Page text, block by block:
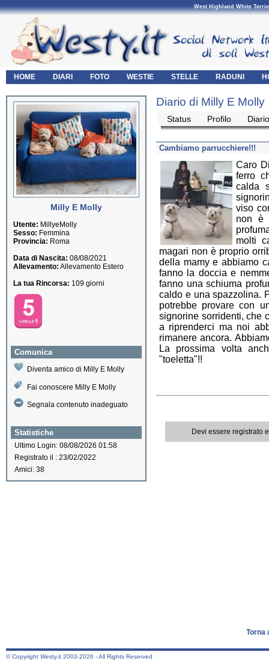
West Highland White
HOME DIARI FOTO WESTIE STELLE RADUNI
Milly E Molly
Utente: MillyeMolly
Sesso: Femmina
Provincia: Roma
Data di Nascita: 08/08/2021
Allevamento: Allevamento Estero
La tua Rincorsa: 109 giorni
Comunica
Diventa amico di Milly E Molly
Fai conoscere Milly E Molly
Segnala contenuto inadeguato
Statistiche
Ultimo Login: 08/08/2026 01:58
Registrato il : 23/02/2022
Amici: 38
Diario di Milly E Molly
Status Profilo Diario
Cambiamo parrucchiere!!!
Caro
ferro
calda
viso
non è
molti
magari non è proprio
della mamy e abbiamo
fanno la doccia e
fanno una schiuma
caldo e una spazzolina.
potrebbe provare con
signorine sorridenti, che
a riprenderci ma noi
rimanere ancora.
La prossima volta
"toeletta"!!
Devi essere registrato
Torna
© Copyright Westy.it 2003-2026 - All Rights Reserved